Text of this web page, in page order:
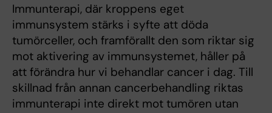
Immunterapi, där kroppens eget
immunsystem stärks i syfte att döda
tumörceller, och framförallt den som riktar sig
mot aktivering av immunsystemet, håller på
att förändra hur vi behandlar cancer i dag. Till
skillnad från annan cancerbehandling riktas
immunterapi inte direkt mot tumören utan